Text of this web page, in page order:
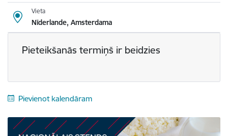
Vieta
Nīderlande, Amsterdama
Pieteikšanās termiņš ir beidzies
Pievienot kalendāram